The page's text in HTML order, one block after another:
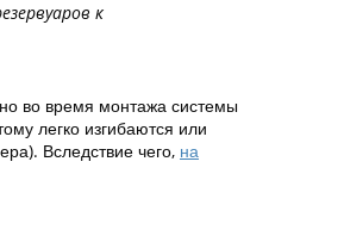
к
во время монтажа системы
легко изгибаются или
Вследствие чего, на